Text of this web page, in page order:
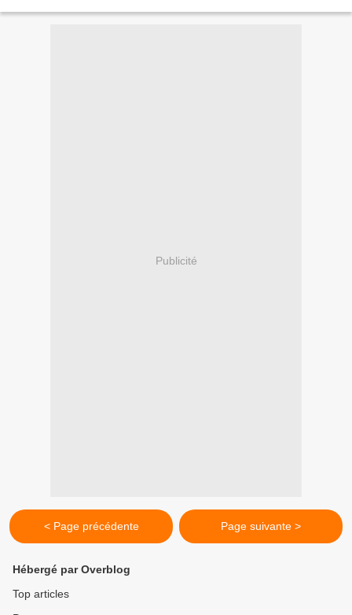
DÉGRADÉ Santé publique France...
Publicité
< Page précédente Page suivante >
Hébergé par Overblog
Top articles